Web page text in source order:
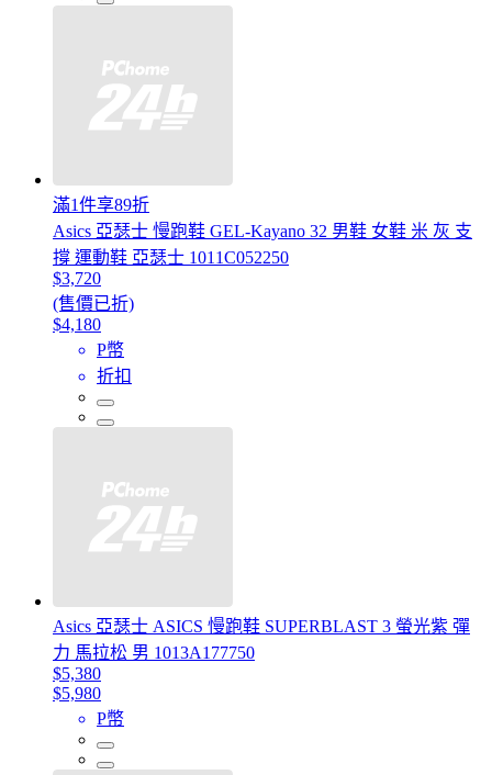
滿1件享89折
Asics 亞瑟士 慢跑鞋 GEL-Kayano 32 男鞋 女鞋 米 灰 支
撐 運動鞋 亞瑟士 1011C052250
$3,720
(售價已折)
$4,180
P幣
折扣
Asics 亞瑟士 ASICS 慢跑鞋 SUPERBLAST 3 螢光紫 彈
力 馬拉松 男 1013A177750
$5,380
$5,980
P幣